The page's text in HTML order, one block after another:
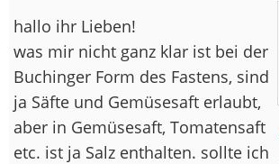
hallo ihr Lieben!
was mir nicht ganz klar ist bei der
Buchinger Form des Fastens, sind
ja Säfte und Gemüsesaft erlaubt,
aber in Gemüsesaft, Tomatensaft
etc. ist ja Salz enthalten. sollte ich